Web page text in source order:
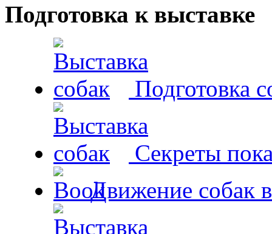
Подготовка к выставке
Подготовка
Секреты
Движение собак